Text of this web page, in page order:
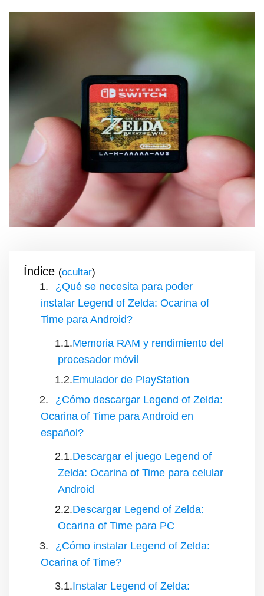
Índice ( )
¿Qué se necesita para poder
instalar Legend of Zelda: Ocarina of
Time para Android?
Memoria RAM y rendimiento del
procesador móvil
Emulador de PlayStation
¿Cómo descargar Legend of Zelda:
Ocarina of Time para Android en
español?
Descargar el juego Legend of
Zelda: Ocarina of Time para celular
Android
Descargar Legend of Zelda:
Ocarina of Time para PC
¿Cómo instalar Legend of Zelda:
Ocarina of Time?
Instalar Legend of Zelda: